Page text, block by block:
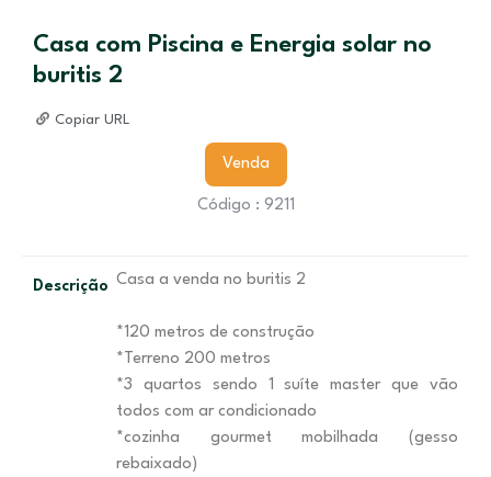
Casa com Piscina e Energia solar no
buritis 2
Copiar URL
Venda
Código : 9211
Descrição Casa a venda no buritis 2
*120 metros de construção
*Terreno 200 metros
*3 quartos sendo 1 suíte master que vão
todos com ar condicionado
*cozinha gourmet mobilhada (gesso
rebaixado)